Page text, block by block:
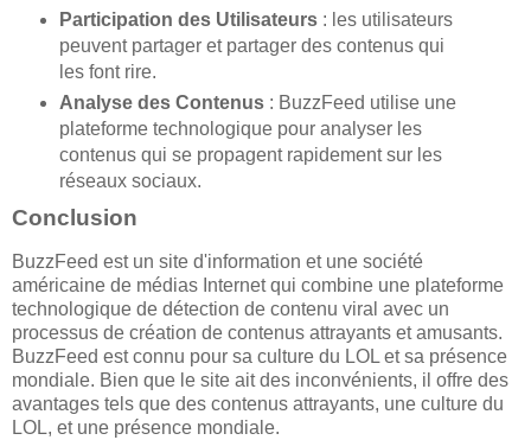
Participation des Utilisateurs: les utilisateurs
peuvent partager et partager des contenus qui
les font rire.
Analyse des Contenus: BuzzFeed utilise une
plateforme technologique pour analyser les
contenus qui se propagent rapidement sur les
réseaux sociaux.
Conclusion
BuzzFeed est un site d'information et une société
américaine de médias Internet qui combine une plateforme
technologique de détection de contenu viral avec un
processus de création de contenus attrayants et amusants.
BuzzFeed est connu pour sa culture du LOL et sa présence
mondiale. Bien que le site ait des inconvénients, il offre des
avantages tels que des contenus attrayants, une culture du
LOL, et une présence mondiale.